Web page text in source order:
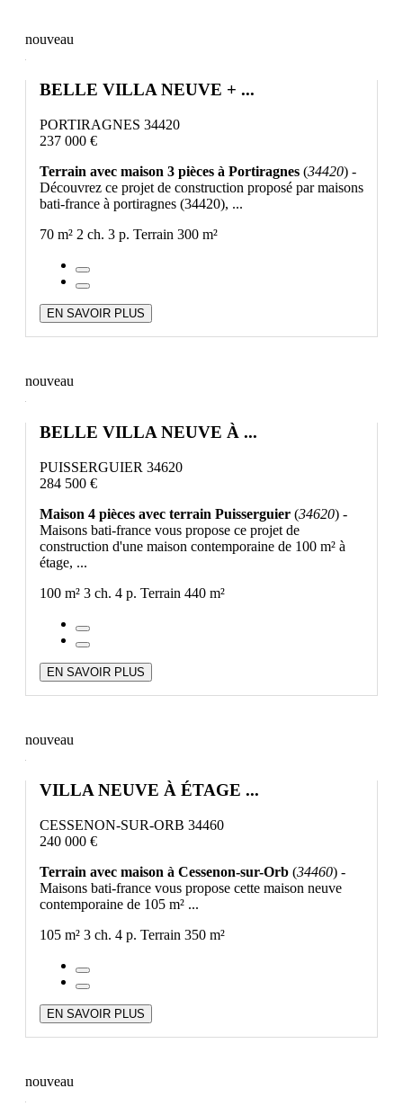
nouveau
BELLE VILLA NEUVE + ...
PORTIRAGNES 34420
237 000 €
Terrain avec maison 3 pièces à Portiragnes (34420) -
Découvrez ce projet de construction proposé par maisons
bati-france à portiragnes (34420), ...
70 m² 2 ch. 3 p. Terrain 300 m²
EN SAVOIR PLUS
nouveau
BELLE VILLA NEUVE À ...
PUISSERGUIER 34620
284 500 €
Maison 4 pièces avec terrain Puisserguier (34620) -
Maisons bati-france vous propose ce projet de
construction d'une maison contemporaine de 100 m² à
étage, ...
100 m² 3 ch. 4 p. Terrain 440 m²
EN SAVOIR PLUS
nouveau
VILLA NEUVE À ÉTAGE ...
CESSENON-SUR-ORB 34460
240 000 €
Terrain avec maison à Cessenon-sur-Orb (34460) -
Maisons bati-france vous propose cette maison neuve
contemporaine de 105 m² ...
105 m² 3 ch. 4 p. Terrain 350 m²
EN SAVOIR PLUS
nouveau